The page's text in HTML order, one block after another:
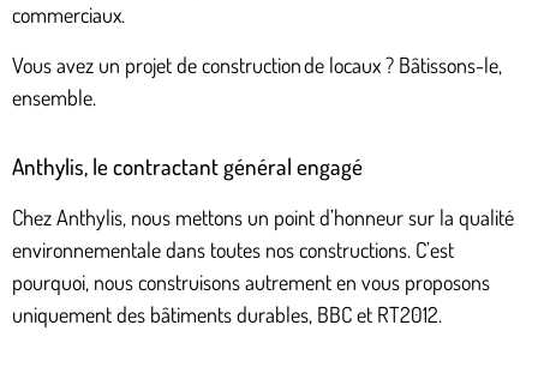
commerciaux.
Vous avez un projet de construction de locaux ? Bâtissons-le,
ensemble.
Anthylis, le contractant général engagé
Chez Anthylis, nous mettons un point d’honneur sur la qualité
environnementale dans toutes nos constructions. C’est
pourquoi, nous construisons autrement en vous proposons
uniquement des bâtiments durables, BBC et RT2012.